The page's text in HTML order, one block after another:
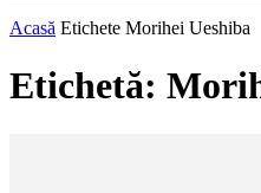
Acasă Etichete Morihei Ueshiba
Etichetă: